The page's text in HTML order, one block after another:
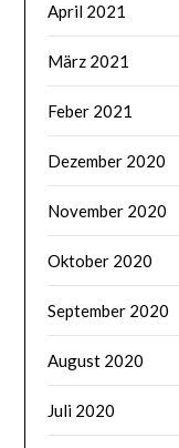
April 2021
März 2021
Feber 2021
Dezember 2020
November 2020
Oktober 2020
September 2020
August 2020
Juli 2020